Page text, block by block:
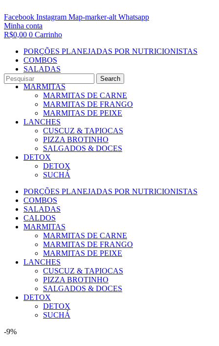
Search
Facebook Instagram Map-marker-alt Whatsapp
Minha conta
R$0,00 0 Carrinho
PORÇÕES PLANEJADAS POR NUTRICIONISTAS​
COMBOS
SALADAS
CALDOS
MARMITAS
MARMITAS DE CARNE
MARMITAS DE FRANGO
MARMITAS DE PEIXE
LANCHES
CUSCUZ & TAPIOCAS
PIZZA BROTINHO
SALGADOS & DOCES
DETOX
DETOX
SUCHÁ
PORÇÕES PLANEJADAS POR NUTRICIONISTAS​
COMBOS
SALADAS
CALDOS
MARMITAS
MARMITAS DE CARNE
MARMITAS DE FRANGO
MARMITAS DE PEIXE
LANCHES
CUSCUZ & TAPIOCAS
PIZZA BROTINHO
SALGADOS & DOCES
DETOX
DETOX
SUCHÁ
-9%